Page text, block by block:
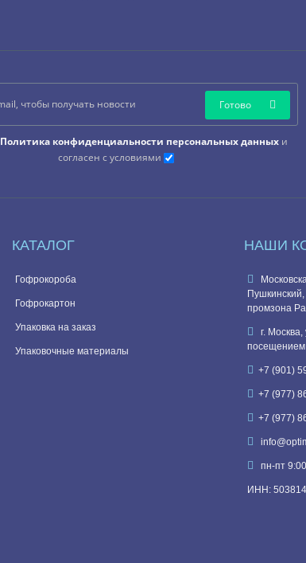
Политика конфиденциальности персональных данныхи
согласен с условиями
Готово
КАТАЛОГ
Гофрокороба
Гофрокартон
Упаковка на заказ
Упаковочные материалы
НАШИ
промзона
г.
посещением
+7 (901)
+7 (977)
+7 (977)
пн-пт
ИНН: